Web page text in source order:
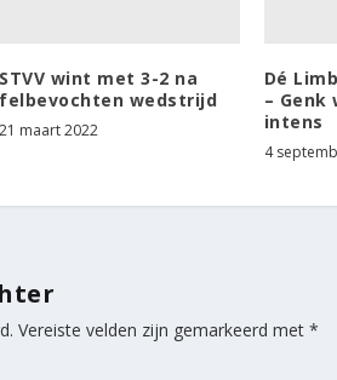
STVV wint met 3-2 na
felbevochten wedstrijd
21 maart 2022
Dé
– Genk
intens
4
Vereiste velden zijn gemarkeerd met*